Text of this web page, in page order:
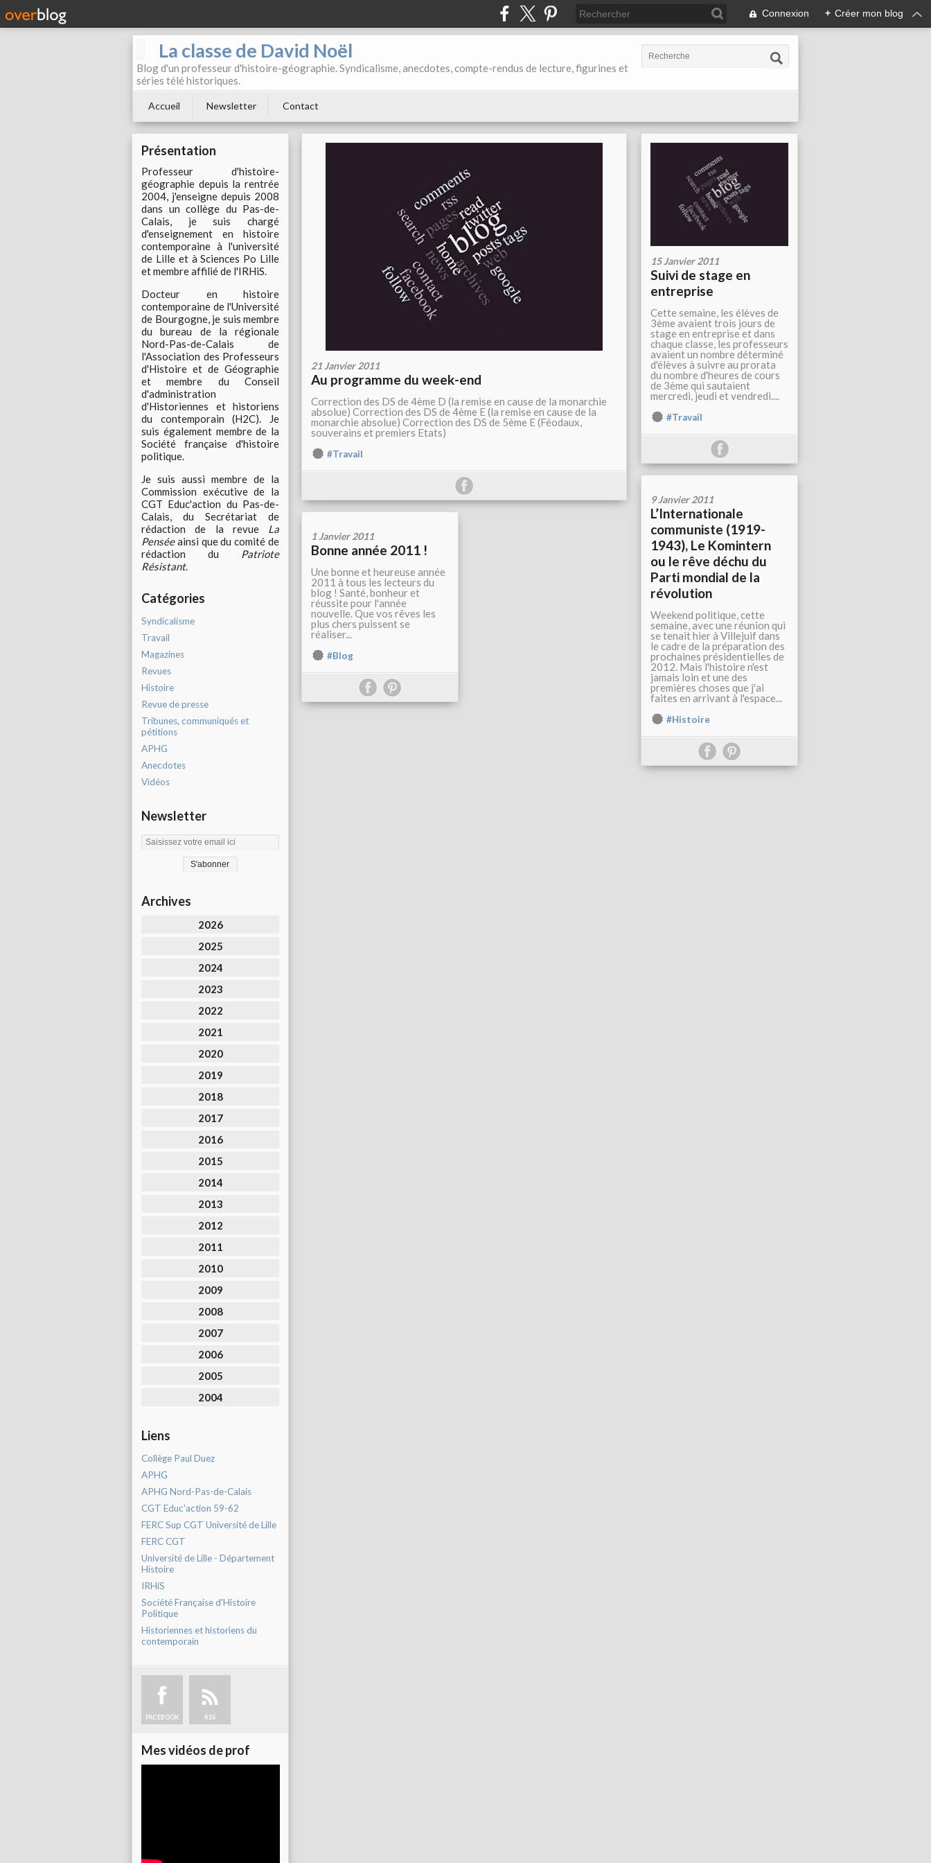
Connexion + Créer mon blog
La classe de David Noël
Blog d'un professeur d'histoire-géographie. Syndicalisme, anecdotes, compte-rendus de lecture, figurines et
séries télé historiques.
Accueil Newsletter Contact
Présentation
Professeur d'histoire-
géographie depuis la rentrée
2004, j'enseigne depuis 2008
dans un collège du Pas-de-
Calais, je suis chargé
d'enseignement en histoire
contemporaine à l'université
de Lille et à Sciences Po Lille
et membre affilié de l'IRHiS.
Docteur en histoire
contemporaine de l'Université
de Bourgogne, je suis membre
du bureau de la régionale
Nord-Pas-de-Calais de
l'Association des Professeurs
d'Histoire et de Géographie
et membre du Conseil
d'administration
d'Historiennes et historiens
du contemporain (H2C). Je
suis également membre de la
Société française d'histoire
politique.
Je suis aussi membre de la
Commission exécutive de la
CGT Educ'action du Pas-de-
Calais, du Secrétariat de
rédaction de la revue La
Penséeainsi que du comité de
rédaction du Patriote
Résistant.
Catégories
Syndicalisme
Travail
Magazines
Revues
Histoire
Revue de presse
Tribunes, communiqués et
pétitions
APHG
Anecdotes
Vidéos
Newsletter
Archives
2026
2025
2024
2023
2022
2021
2020
2019
2018
2017
2016
2015
2014
2013
2012
2011
2010
2009
2008
2007
2006
2005
2004
Liens
Collège Paul Duez
APHG
APHG Nord-Pas-de-Calais
CGT Educ'action 59-62
FERC Sup CGT Université de Lille
FERC CGT
Université de Lille - Département
Histoire
IRHiS
Société Française d'Histoire
Politique
Historiennes et historiens du
contemporain
FACEBOOK RSS
Mes vidéos de prof
21 Janvier 2011
Au programme du week-end
Correction des DS de 4ème D (la remise en cause de la monarchie
absolue) Correction des DS de 4ème E (la remise en cause de la
monarchie absolue) Correction des DS de 5ème E (Féodaux,
souverains et premiers Etats)
#Travail
15 Janvier 2011
Suivi de stage en
entreprise
Cette semaine, les élèves de
3ème avaient trois jours de
stage en entreprise et dans
chaque classe, les professeurs
avaient un nombre déterminé
d'élèves à suivre au prorata
du nombre d'heures de cours
de 3ème qui sautaient
mercredi, jeudi et vendredi....
#Travail
9 Janvier 2011
L’Internationale
communiste (1919-
1943), Le Komintern
ou le rêve déchu du
Parti mondial de la
révolution
Weekend politique, cette
semaine, avec une réunion qui
se tenait hier à Villejuif dans
le cadre de la préparation des
prochaines présidentielles de
2012. Mais l'histoire n'est
jamais loin et une des
premières choses que j'ai
faites en arrivant à l'espace...
#Histoire
1 Janvier 2011
Bonne année 2011 !
Une bonne et heureuse année
2011 à tous les lecteurs du
blog ! Santé, bonheur et
réussite pour l'année
nouvelle. Que vos rêves les
plus chers puissent se
réaliser...
#Blog